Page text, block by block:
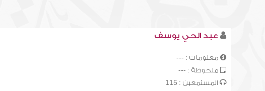
عبد الحي يوسف
معلومات : ---
ملحوظة : ---
المستمعين : 115